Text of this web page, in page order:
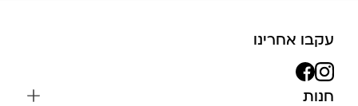
עקבו אחרינו
חנות